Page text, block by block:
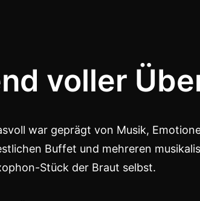
voller
war geprägt von Musik,
Buffet und mehreren
Stück der Braut selbst.